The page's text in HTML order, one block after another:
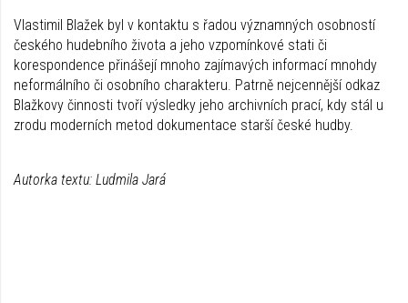
Vlastimil Blažek byl v kontaktu s řadou významných osobností
českého hudebního života a jeho vzpomínkové stati či
korespondence přinášejí mnoho zajímavých informací mnohdy
neformálního či osobního charakteru. Patrně nejcennější odkaz
Blažkovy činnosti tvoří výsledky jeho archivních prací, kdy stál u
zrodu moderních metod dokumentace starší české hudby.
Autorka textu: Ludmila Jará